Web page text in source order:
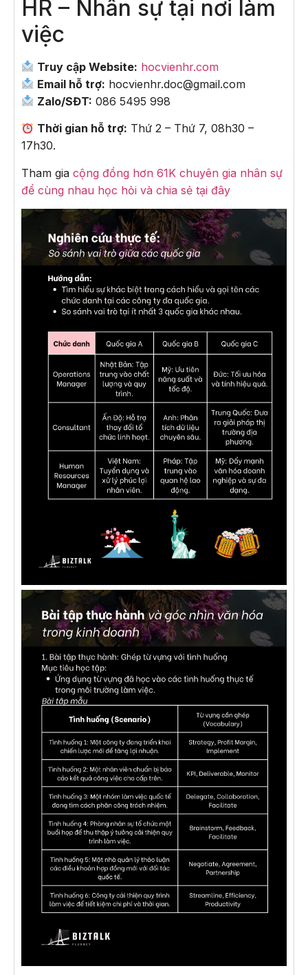
HR – Nhân sự tại nơi làm
việc
Truy cập Website: hocvienhr.com
Email hỗ trợ: hocvienhr.doc@gmail.com
Zalo/SĐT: 086 5495 998
Thời gian hỗ trợ: Thứ 2 – Thứ 7, 08h30 –
17h30.
Tham gia cộng đồng hơn 61K chuyên gia nhân sự
để cùng nhau học hỏi và chia sẻ tại đây